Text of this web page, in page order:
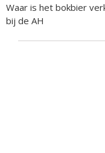
Waar is het bokbier
bij de AH